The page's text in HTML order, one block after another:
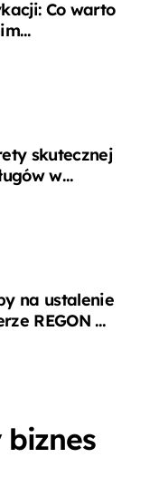
Co warto
na
skutecznej
w
windykacji
na ustalenie
REGON w
krokach